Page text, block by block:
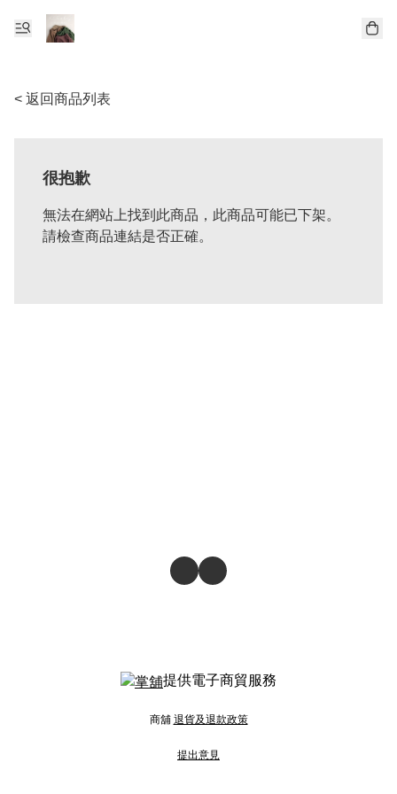
< 返回商品列表
很抱歉
無法在網站上找到此商品，此商品可能已下架。
請檢查商品連結是否正確。
提供電子商貿服務
商舖 退貨及退款政策
提出意見